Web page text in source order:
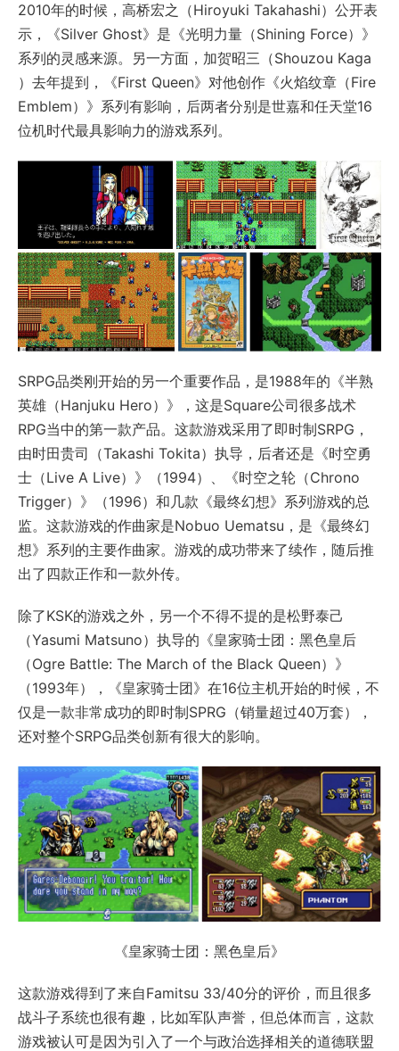
2010年的时候，高桥宏之（Hiroyuki Takahashi）公开表
示，《Silver Ghost》是《光明力量（Shining Force）》
系列的灵感来源。另一方面，加贺昭三（Shouzou Kaga
）去年提到，《First Queen》对他创作《火焰纹章（Fire
Emblem）》系列有影响，后两者分别是世嘉和任天堂16
位机时代最具影响力的游戏系列。
SRPG品类刚开始的另一个重要作品，是1988年的《半熟
英雄（Hanjuku Hero）》，这是Square公司很多战术
RPG当中的第一款产品。这款游戏采用了即时制SRPG，
由时田贵司（Takashi Tokita）执导，后者还是《时空勇
士（Live A Live）》（1994）、《时空之轮（Chrono
Trigger）》（1996）和几款《最终幻想》系列游戏的总
监。这款游戏的作曲家是Nobuo Uematsu，是《最终幻
想》系列的主要作曲家。游戏的成功带来了续作，随后推
出了四款正作和一款外传。
除了KSK的游戏之外，另一个不得不提的是松野泰己
（Yasumi Matsuno）执导的《皇家骑士团：黑色皇后
（Ogre Battle: The March of the Black Queen）》
（1993年），《皇家骑士团》在16位主机开始的时候，不
仅是一款非常成功的即时制SPRG（销量超过40万套），
还对整个SRPG品类创新有很大的影响。
《皇家骑士团：黑色皇后》
这款游戏得到了来自Famitsu 33/40分的评价，而且很多
战斗子系统也很有趣，比如军队声誉，但总体而言，这款
游戏被认可是因为引入了一个与政治选择相关的道德联盟